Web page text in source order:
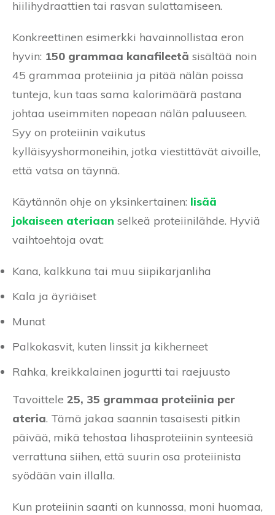
hiilihydraattien tai rasvan sulattamiseen.
Konkreettinen esimerkki havainnollistaa eron
hyvin: 150 grammaa kanafileetä sisältää noin
45 grammaa proteiinia ja pitää nälän poissa
tunteja, kun taas sama kalorimäärä pastana
johtaa useimmiten nopeaan nälän paluuseen.
Syy on proteiinin vaikutus
kylläisyyshormoneihin, jotka viestittävät aivoille,
että vatsa on täynnä.
Käytännön ohje on yksinkertainen: lisää
jokaiseen ateriaan selkeä proteiinilähde. Hyviä
vaihtoehtoja ovat:
Kana, kalkkuna tai muu siipikarjanliha
Kala ja äyriäiset
Munat
Palkokasvit, kuten linssit ja kikherneet
Rahka, kreikkalainen jogurtti tai raejuusto
Tavoittele 25, 35 grammaa proteiinia per
ateria. Tämä jakaa saannin tasaisesti pitkin
päivää, mikä tehostaa lihasproteiinin synteesiä
verrattuna siihen, että suurin osa proteiinista
syödään vain illalla.
Kun proteiinin saanti on kunnossa, moni huomaa,